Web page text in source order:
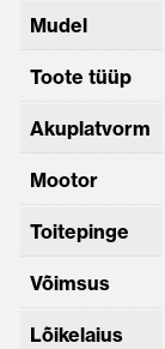
Mudel
Toote tüüp
Akuplatvorm
Mootor
Toitepinge
Võimsus
Lõikelaius